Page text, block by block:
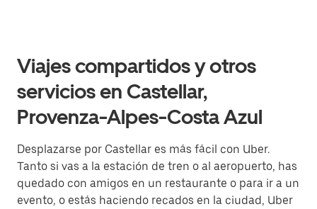
Viajes compartidos y otros
servicios en Castellar,
Provenza-Alpes-Costa Azul
Desplazarse por Castellar es más fácil con Uber.
Tanto si vas a la estación de tren o al aeropuerto, has
quedado con amigos en un restaurante o para ir a un
evento, o estás haciendo recados en la ciudad, Uber